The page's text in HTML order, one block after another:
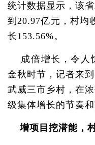
统计数据显示，该
到20.97亿元，村均
长153.56%。
成倍增长，令人
金秋时节，记者来
武威三市乡村，在
级集体增长的节奏和
增项目挖潜能，